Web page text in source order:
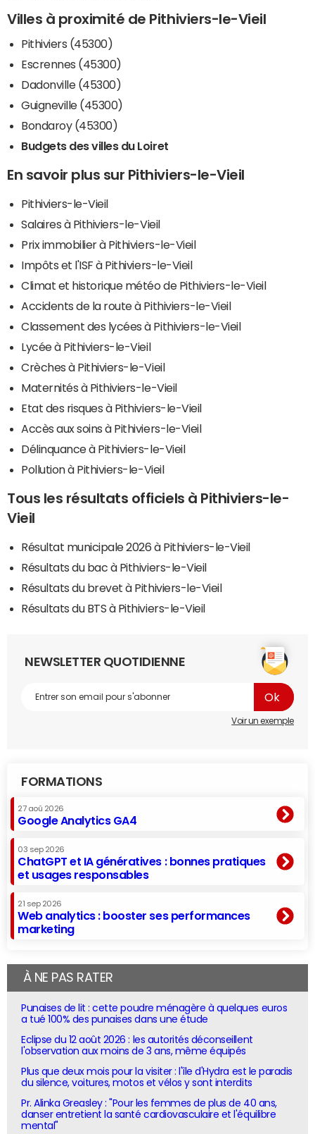
Villes à proximité de Pithiviers-le-Vieil
Pithiviers (45300)
Escrennes (45300)
Dadonville (45300)
Guigneville (45300)
Bondaroy (45300)
Budgets des villes du Loiret
En savoir plus sur Pithiviers-le-Vieil
Pithiviers-le-Vieil
Salaires à Pithiviers-le-Vieil
Prix immobilier à Pithiviers-le-Vieil
Impôts et l'ISF à Pithiviers-le-Vieil
Climat et historique météo de Pithiviers-le-Vieil
Accidents de la route à Pithiviers-le-Vieil
Classement des lycées à Pithiviers-le-Vieil
Lycée à Pithiviers-le-Vieil
Crèches à Pithiviers-le-Vieil
Maternités à Pithiviers-le-Vieil
Etat des risques à Pithiviers-le-Vieil
Accès aux soins à Pithiviers-le-Vieil
Délinquance à Pithiviers-le-Vieil
Pollution à Pithiviers-le-Vieil
Tous les résultats officiels à Pithiviers-le-
Vieil
Résultat municipale 2026 à Pithiviers-le-Vieil
Résultats du bac à Pithiviers-le-Vieil
Résultats du brevet à Pithiviers-le-Vieil
Résultats du BTS à Pithiviers-le-Vieil
NEWSLETTER QUOTIDIENNE
Voir un exemple
FORMATIONS
27 aoû 2026
Google Analytics GA4
03 sep 2026
ChatGPT et IA génératives : bonnes pratiques
et usages responsables
21 sep 2026
Web analytics : booster ses performances
marketing
À NE PAS RATER
Punaises de lit : cette poudre ménagère à quelques euros
a tué 100% des punaises dans une étude
Eclipse du 12 août 2026 : les autorités déconseillent
l'observation aux moins de 3 ans, même équipés
Plus que deux mois pour la visiter : l'île d'Hydra est le paradis
du silence, voitures, motos et vélos y sont interdits
Pr. Alinka Greasley : "Pour les femmes de plus de 40 ans,
danser entretient la santé cardiovasculaire et l'équilibre
mental"